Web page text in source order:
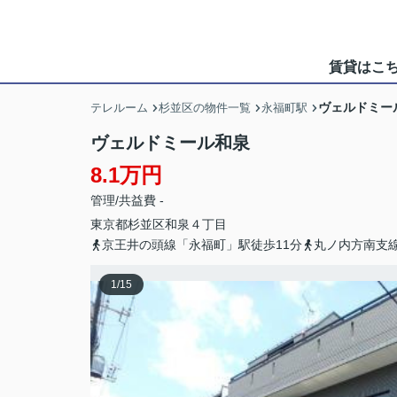
賃貸はこ
テレルーム 杉並区の物件一覧 永福町駅 ヴェルドミー
ヴェルドミール和泉
8.1万円
管理/共益費 -
東京都杉並区和泉 ４丁目
京王井の頭線「永福町」駅徒歩11分
丸ノ内方南支
1/15